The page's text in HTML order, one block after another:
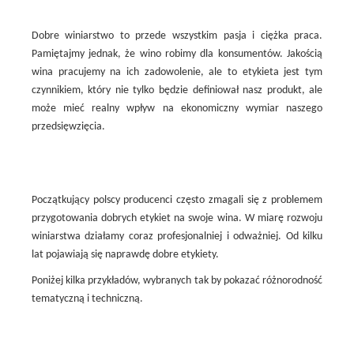
Dobre winiarstwo to przede wszystkim pasja i ciężka praca.
Pamiętajmy jednak, że wino robimy dla konsumentów. Jakością
wina pracujemy na ich zadowolenie, ale to etykieta jest tym
czynnikiem, który nie tylko będzie definiował nasz produkt, ale
może mieć realny wpływ na ekonomiczny wymiar naszego
przedsięwzięcia.
Początkujący polscy producenci często zmagali się z problemem
przygotowania dobrych etykiet na swoje wina. W miarę rozwoju
winiarstwa działamy coraz profesjonalniej i odważniej. Od kilku
lat pojawiają się naprawdę dobre etykiety.
Poniżej kilka przykładów, wybranych tak by pokazać różnorodność
tematyczną i techniczną.